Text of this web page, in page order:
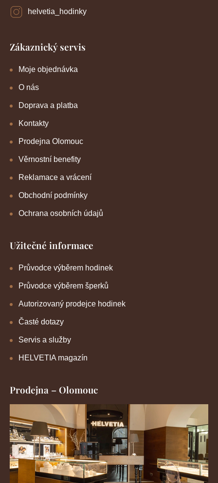
helvetia_hodinky
Zákaznický servis
Moje objednávka
O nás
Doprava a platba
Kontakty
Prodejna Olomouc
Věrnostní benefity
Reklamace a vrácení
Obchodní podmínky
Ochrana osobních údajů
Užitečné informace
Průvodce výběrem hodinek
Průvodce výběrem šperků
Autorizovaný prodejce hodinek
Časté dotazy
Servis a služby
HELVETIA magazín
Prodejna – Olomouc